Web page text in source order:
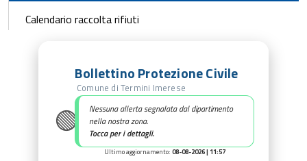
Calendario raccolta rifiuti
🟢
Bollettino Protezione Civile
Comune di Termini Imerese
Nessuna allerta segnalata dal dipartimento
nella nostra zona.
Tocca per i dettagli.
Ultimo aggiornamento: 08-08-2026 | 11:57